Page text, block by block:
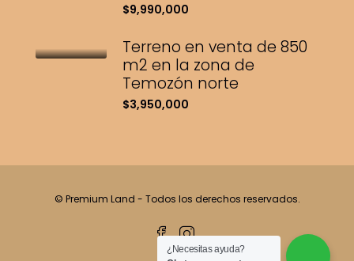
$9,990,000
Terreno en venta de 850
m2 en la zona de
Temozón norte
$3,950,000
© Premium Land - Todos los derechos reservados.
¿Necesitas ayuda?